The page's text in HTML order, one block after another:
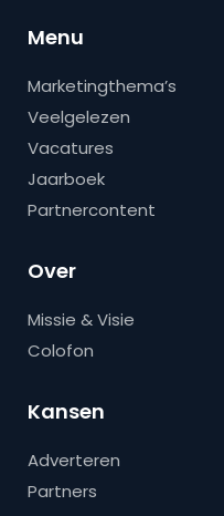
Menu
Marketingthema’s
Veelgelezen
Vacatures
Jaarboek
Partnercontent
Over
Missie & Visie
Colofon
Kansen
Adverteren
Partners